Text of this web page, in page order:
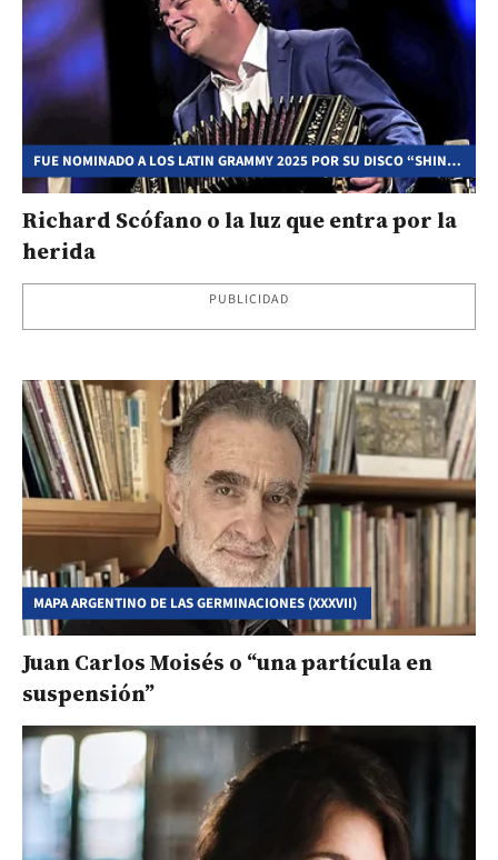
FUE NOMINADO A LOS LATIN GRAMMY 2025 POR SU DISCO “SHIN-
URAYASU”
Richard Scófano o la luz que entra por la
herida
PUBLICIDAD
MAPA ARGENTINO DE LAS GERMINACIONES (XXXVII)
Juan Carlos Moisés o “una partícula en
suspensión”